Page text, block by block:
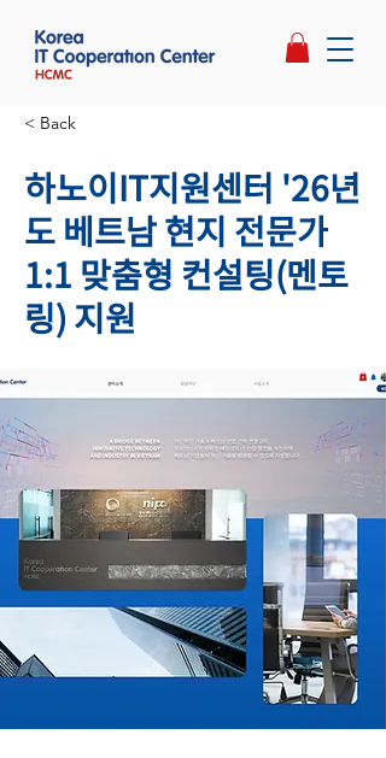
< Back
하노이IT지원센터 '26년
도 베트남 현지 전문가
1:1 맞춤형 컨설팅(멘토
링) 지원